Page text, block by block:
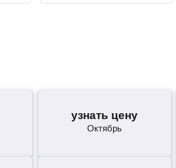
узнать цену
Октябрь